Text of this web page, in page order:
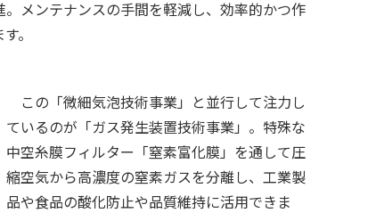
メンテナンスの手間を軽減し、効率的かつ作
。
この「微細気泡技術事業」と並行して注力し
ているのが「ガス発生装置技術事業」。特殊な
中空糸膜フィルター「窒素富化膜」を通して圧
縮空気から高濃度の窒素ガスを分離し、工業製
品や食品の酸化防止や品質維持に活用できま